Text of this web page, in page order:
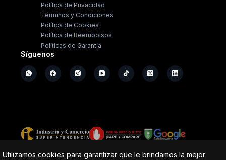
Utilizamos cookies para garantizar que le brindamos la mejor
Política de Privacidad
Términos y Condiciones
Política de Cookies
Política de Reembolsos
Políticas de Garantía
Síguenos
Copyright © - Operación Sistémica